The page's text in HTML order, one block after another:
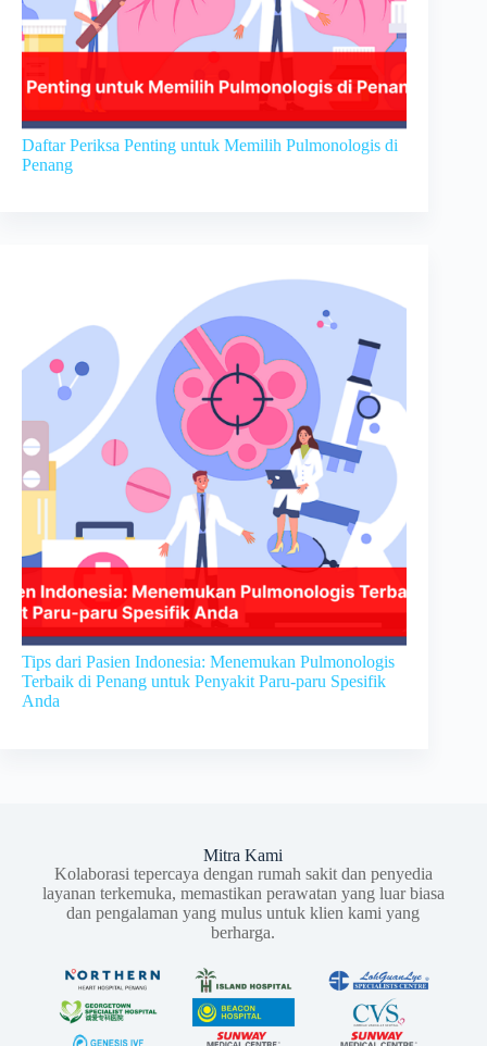
Daftar Periksa Penting untuk Memilih Pulmonologis di
Penang
Tips dari Pasien Indonesia: Menemukan Pulmonologis
Terbaik di Penang untuk Penyakit Paru-paru Spesifik
Anda
Mitra Kami
Kolaborasi tepercaya dengan rumah sakit dan penyedia
layanan terkemuka, memastikan perawatan yang luar biasa
dan pengalaman yang mulus untuk klien kami yang
berharga.